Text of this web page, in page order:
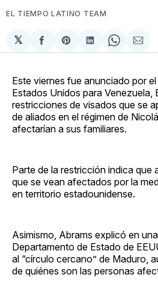
EL TIEMPO LATINO TEAM
𝕏
Compartir
en
Share
on
Compartir
en
Share
on
via
Este viernes fue anunciado por
Estados Unidos para Venezuela,
restricciones de visados que se
de aliados en el régimen de
afectarían a sus familiares.
Parte de la restricción indica que
que se vean afectados por la
en territorio estadounidense.
Asimismo, Abrams explicó en
Departamento de Estado de
al “círculo cercano” de Maduro,
de quiénes son las personas